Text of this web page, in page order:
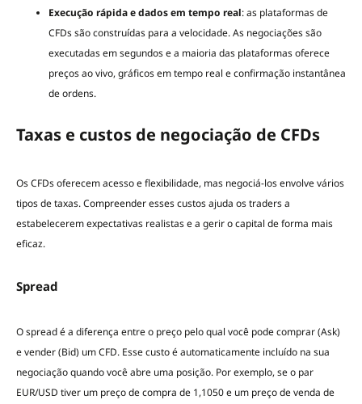
Execução rápida e dados em tempo real: as plataformas de
CFDs são construídas para a velocidade. As negociações são
executadas em segundos e a maioria das plataformas oferece
preços ao vivo, gráficos em tempo real e confirmação instantânea
de ordens.
Taxas e custos de negociação de CFDs
Os CFDs oferecem acesso e flexibilidade, mas negociá-los envolve vários
tipos de taxas. Compreender esses custos ajuda os traders a
estabelecerem expectativas realistas e a gerir o capital de forma mais
eficaz.
Spread
O spread é a diferença entre o preço pelo qual você pode comprar (Ask)
e vender (Bid) um CFD. Esse custo é automaticamente incluído na sua
negociação quando você abre uma posição. Por exemplo, se o par
EUR/USD tiver um preço de compra de 1,1050 e um preço de venda de